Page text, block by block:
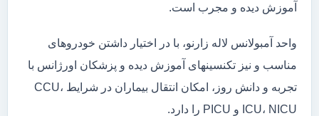
آموزش دیده و مجرب است.
واحد آمبولانس لاله زارنو، با در اختیار داشتن خودروهای
مناسب و نیز تکنسینهای آموزش دیده و پزشکان اورژانس با
تجربه و دانش روز، امکان انتقال بیماران در شرایط CCU،
ICU، NICU و PICU را دارد.